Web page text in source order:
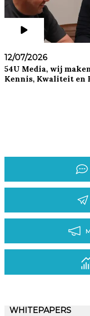
12/07/2026
54U Media, wij
Kennis, Kwaliteit en
WHITEPAPERS